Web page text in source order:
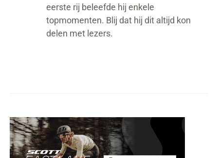
eerste rij beleefde hij enkele
topmomenten. Blij dat hij dit altijd kon
delen met lezers.